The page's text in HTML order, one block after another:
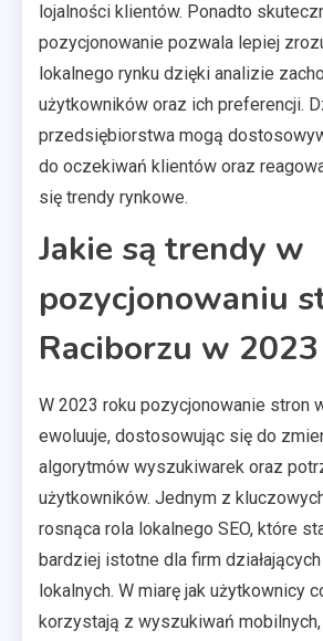
lojalności klientów. Ponadto
pozycjonowanie pozwala lepiej
lokalnego rynku dzięki analizie
użytkowników oraz ich preferencji.
przedsiębiorstwa mogą
do oczekiwań klientów oraz
się trendy rynkowe.
Jakie są trendy w
pozycjonowaniu
Raciborzu w
W 2023 roku pozycjonowanie stron
ewoluuje, dostosowując się do
algorytmów wyszukiwarek oraz
użytkowników. Jednym z
rosnąca rola lokalnego SEO, które
bardziej istotne dla firm
lokalnych. W miarę jak użytkownicy
korzystają z wyszukiwań